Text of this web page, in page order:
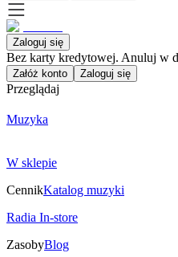
Zaloguj się
Bez karty kredytowej. Anuluj w
Załóż konto Zaloguj się
Przeglądaj
Muzyka
W sklepie
CennikKatalog muzyki
Radia In-store
ZasobyBlog